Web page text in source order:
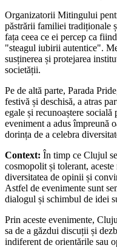
Organizatorii Mitingului
păstrării familiei tradiționale
fața ceea ce ei percep ca
"steagul iubirii autentice".
susținerea și protejarea
societății.
Pe de altă parte, Parada
festivă și deschisă, a atras
egale și recunoaștere
eveniment a adus împreună
dorința de a celebra
Context: În timp ce Clujul
cosmopolit și tolerant,
diversitatea de opinii și
Astfel de evenimente sunt
dialogul și schimbul de idei
Prin aceste evenimente,
sa de a găzdui discuții și
indiferent de orientările sau